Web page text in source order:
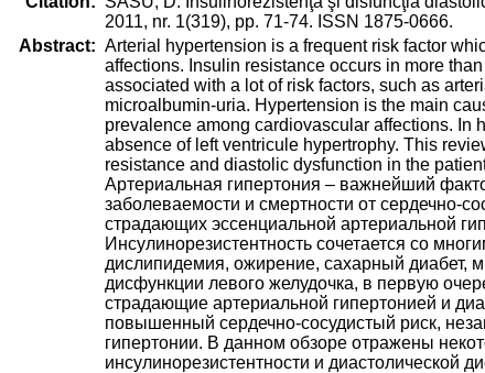
2011, nr. 1(319), pp. 71-74. ISSN 1875-0666.
Abstract: Arterial hypertension is a frequent risk factor
affections. Insulin resistance occurs in more
associated with a lot of risk factors, such as
microalbumin-uria. Hypertension is the main
prevalence among cardiovascular affections. In
absence of left ventricule hypertrophy. This
resistance and diastolic dysfunction in the
Артериальная гипертония – важнейший
заболеваемости и смертности от сердечно-
страдающих эссенциальной артериальной
Инсулинорезистентность сочетается со
дислипидемия, ожирение, сахарный диабет,
дисфункции левого желудочка, в первую
страдающие артериальной гипертонией и
повышенный сердечно-сосудистый риск,
гипертонии. В данном обзоре отражены
инсулинорезистентности и диастолической